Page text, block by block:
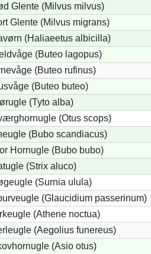
Glente (Milvus milvus)
Glente (Milvus migrans)
(Haliaeetus albicilla)
(Buteo lagopus)
(Buteo rufinus)
(Buteo buteo)
(Tyto alba)
(Otus scops)
(Bubo scandiacus)
Hornugle (Bubo bubo)
(Strix aluco)
(Surnia ulula)
(Glaucidium passerinum)
(Athene noctua)
(Aegolius funereus)
(Asio otus)